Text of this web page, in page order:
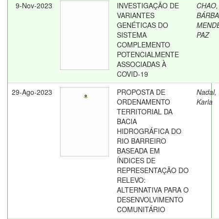
9-Nov-2023
INVESTIGAÇÃO DE
VARIANTES
GENÉTICAS DO
SISTEMA
COMPLEMENTO
POTENCIALMENTE
ASSOCIADAS À
COVID-19
CHAO,
PAZ
29-Ago-2023
PROPOSTA DE
ORDENAMENTO
TERRITORIAL DA
BACIA
HIDROGRÁFICA DO
RIO BARREIRO
BASEADA EM
ÍNDICES DE
REPRESENTAÇÃO DO
RELEVO:
ALTERNATIVA PARA O
DESENVOLVIMENTO
COMUNITÁRIO
Nadal,
Karla